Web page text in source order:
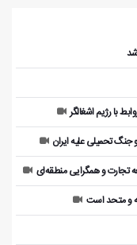
شد
با رژیم اشغالگر
تحمیلی علیه ایران
تجارت و همگرایی منطقه‌ای
و متحد است